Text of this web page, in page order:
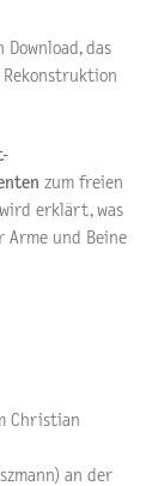
Download, das
Rekonstruktion
zum freien
erklärt, was
Arme und Beine
Christian
an der